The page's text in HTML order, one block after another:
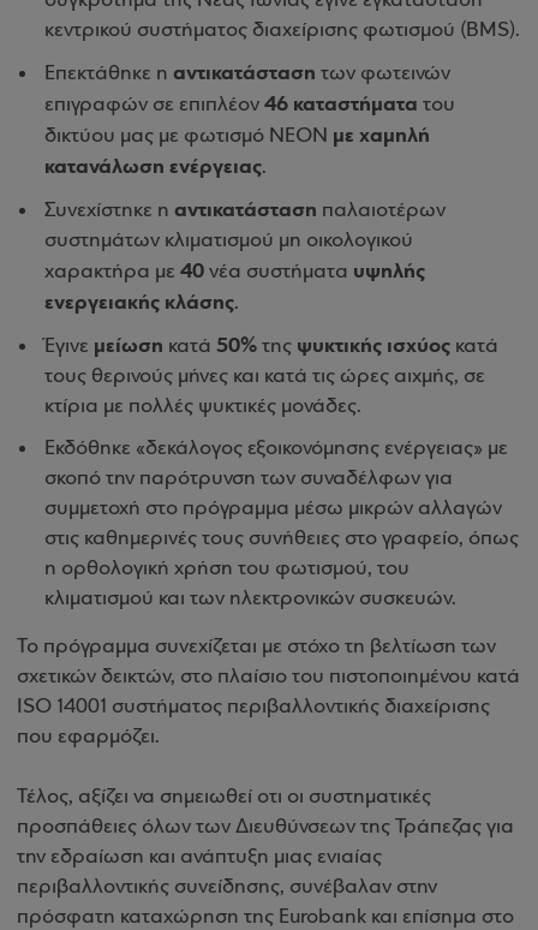
κεντρικού συστήματος διαχείρισης φωτισμού (BMS).
Επεκτάθηκε η αντικατάσταση των φωτεινών
επιγραφών σε επιπλέον 46 καταστήματα του
δικτύου μας με φωτισμό ΝΕΟΝ με χαμηλή
κατανάλωση ενέργειας.
Συνεχίστηκε η αντικατάσταση παλαιοτέρων
συστημάτων κλιματισμού μη οικολογικού
χαρακτήρα με 40 νέα συστήματα υψηλής
ενεργειακής κλάσης.
Έγινε μείωση κατά 50% της ψυκτικής ισχύος κατά
τους θερινούς μήνες και κατά τις ώρες αιχμής, σε
κτίρια με πολλές ψυκτικές μονάδες.
Εκδόθηκε «δεκάλογος εξοικονόμησης ενέργειας» με
σκοπό την παρότρυνση των συναδέλφων για
συμμετοχή στο πρόγραμμα μέσω μικρών αλλαγών
στις καθημερινές τους συνήθειες στο γραφείο, όπως
η ορθολογική χρήση του φωτισμού, του
κλιματισμού και των ηλεκτρονικών συσκευών.
Το πρόγραμμα συνεχίζεται με στόχο τη βελτίωση των
σχετικών δεικτών, στο πλαίσιο του πιστοποιημένου κατά
ISO 14001 συστήματος περιβαλλοντικής διαχείρισης
που εφαρμόζει.
Τέλος, αξίζει να σημειωθεί οτι οι συστηματικές
προσπάθειες όλων των Διευθύνσεων της Τράπεζας για
την εδραίωση και ανάπτυξη μιας ενιαίας
περιβαλλοντικής συνείδησης, συνέβαλαν στην
πρόσφατη καταχώρηση της Eurobank και επίσημα στο